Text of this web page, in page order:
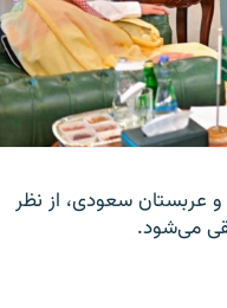
و عربستان سعودی، از نظر